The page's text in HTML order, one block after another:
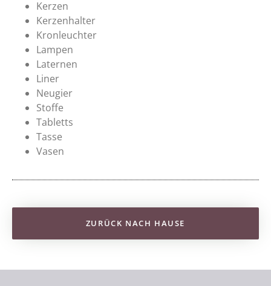
Kerzen
Kerzenhalter
Kronleuchter
Lampen
Laternen
Liner
Neugier
Stoffe
Tabletts
Tasse
Vasen
ZURÜCK NACH HAUSE